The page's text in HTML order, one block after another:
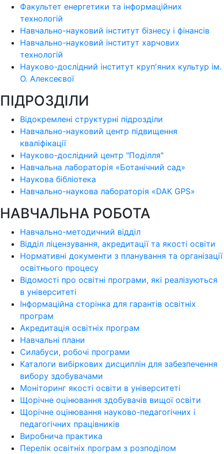
Факультет енергетики та інформаційних
технологій
Навчально-науковий інститут бізнесу і фінансів
Навчально-науковий інститут харчових
технологій
Науково-дослідний інститут круп'яних культур ім.
О. Алексеєвої
ПІДРОЗДІЛИ
Відокремлені структурні підрозділи
Навчально-науковий центр підвищення
кваліфікації
Науково-дослідний центр "Поділля"
Навчальна лабораторія «Ботанічний сад»
Наукова бібліотека
Навчально-наукова лабораторія «DAK GPS»
НАВЧАЛЬНА РОБОТА
Навчально-методичний відділ
Відділ ліцензування, акредитації та якості освіти
Нормативні документи з планування та організації
освітнього процесу
Відомості про освітні програми, які реалізуються
в університеті
Інформаційна сторінка для гарантів освітніх
програм
Акредитація освітніх програм
Навчальні плани
Силабуси, робочі програми
Каталоги вибіркових дисциплін для забезпечення
вибору здобувачами
Моніторинг якості освіти в університеті
Щорічне оцінювання здобувачів вищої освіти
Щорічне оцінювання науково-педагогічних і
педагогічних працівників
Виробнича практика
Перелік освітніх програм з розподілoм